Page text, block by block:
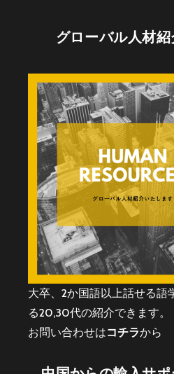
グローバル人材
大卒、2か国語以上話せる語
る20,30代の紹介できます。
お問い合わせはコチラから